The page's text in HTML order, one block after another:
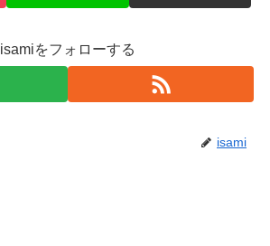
isamiをフォローする
isami